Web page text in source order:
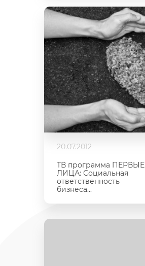
20.07.2012
ТВ программа ПЕРВЫЕ
ЛИЦА: Социальная
ответственность
бизнеса...